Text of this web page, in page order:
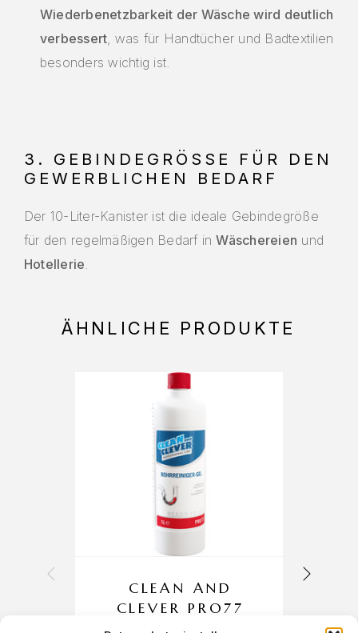
Wiederbenetzbarkeit der Wäsche wird deutlich
verbessert, was für Handtücher und Badtextilien
besonders wichtig ist.
3. GEBINDEGRÖSSE FÜR DEN G
EWERBLICHEN BEDARF
Der 10-Liter-Kanister ist die ideale Gebindegröße
für den regelmäßigen Bedarf inWäschereien und
Hotellerie.
ÄHNLICHE PRODUKTE
CLEAN AND
CLEVER PRO77
ROHRREINIGER-